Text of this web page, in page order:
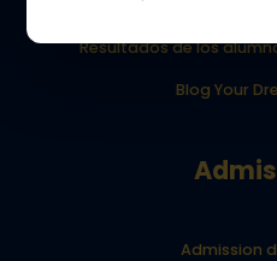
Opiniones de los
Resultados de los
Blog Your
Admission